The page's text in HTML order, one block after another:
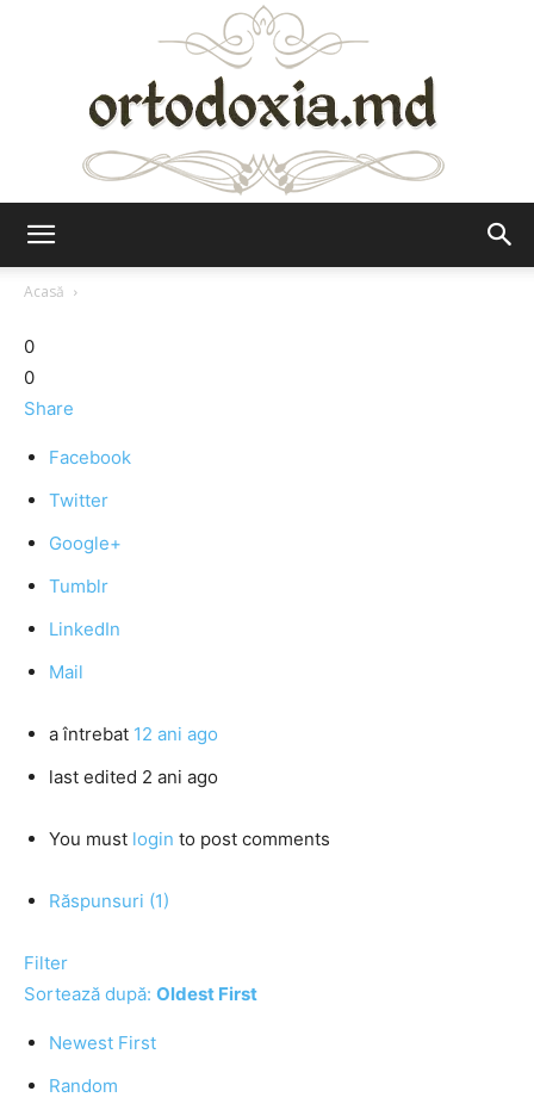
Acasă
0
0
Share
Facebook
Twitter
Google+
Tumblr
LinkedIn
Mail
a întrebat 12 ani ago
last edited 2 ani ago
You must login to post comments
Răspunsuri (1)
Filter
Sortează după: Oldest First
Newest First
Random